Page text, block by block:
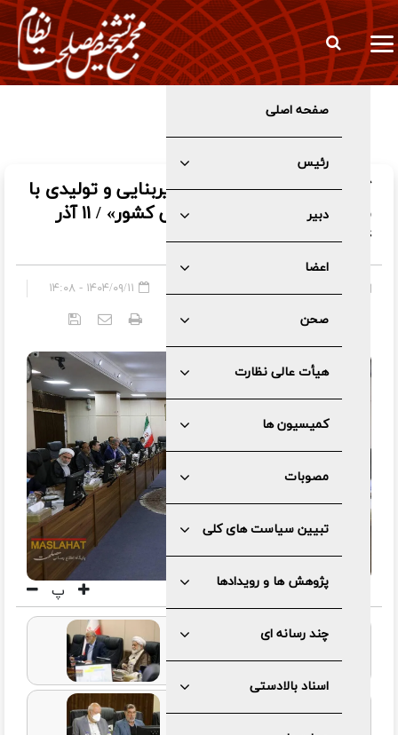
صفحه اصلی
رئیس
دبیر
اعضا
صحن
هیأت عالی نظارت
کمیسیون ها
مصوبات
تبیین سیاست های کلی
پژوهش ها و رویدادها
چند رسانه ای
اسناد بالادستی
فیلم/ هیات عالی نظارت سازوکار برگزاری جلسات مجلس در شرایط
اضطرار را تایید کرد
گزارش تصویری کمیسیون زیربنایی و تولیدی با
موضوع بررسی «وضعیت آبی کشور» / ۱۱ آذر
۱۴۰۴
۱۴۰۴/۰۹/۱۱ - ۱۴:۰۸
کد خبر:
پ